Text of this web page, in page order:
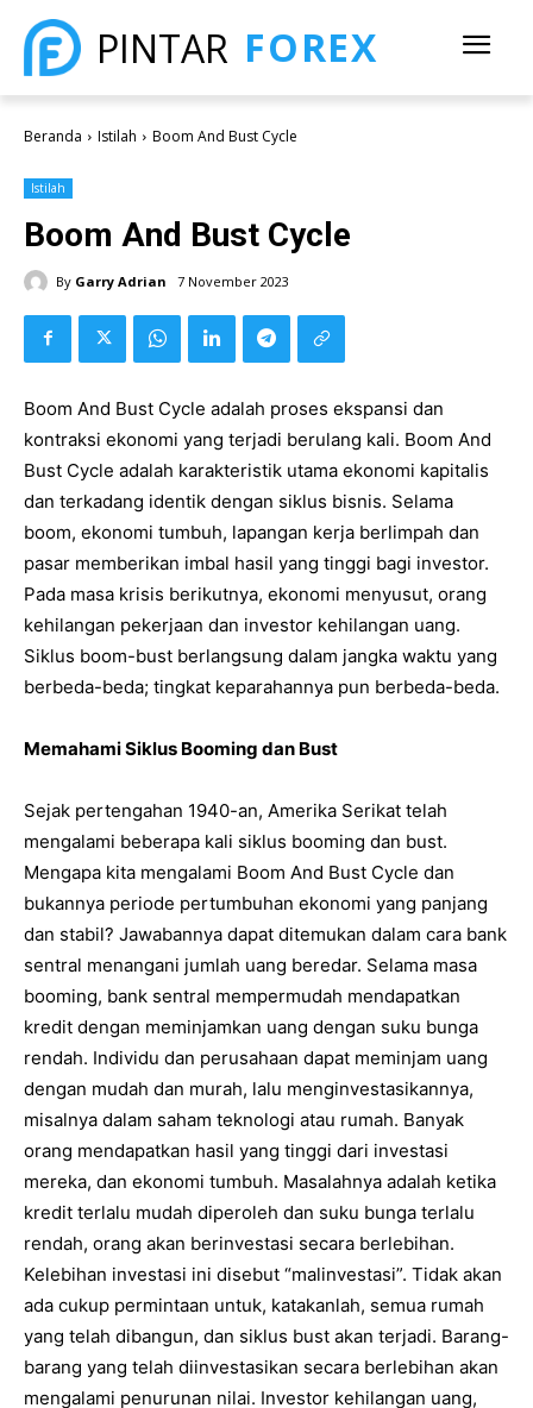
PINTAR FOREX
Beranda Istilah Boom And Bust Cycle
Istilah
Boom And Bust Cycle
By Garry Adrian 7 November 2023
Boom And Bust Cycle adalah proses ekspansi dan
kontraksi ekonomi yang terjadi berulang kali. Boom And
Bust Cycle adalah karakteristik utama ekonomi kapitalis
dan terkadang identik dengan siklus bisnis. Selama
boom, ekonomi tumbuh, lapangan kerja berlimpah dan
pasar memberikan imbal hasil yang tinggi bagi investor.
Pada masa krisis berikutnya, ekonomi menyusut, orang
kehilangan pekerjaan dan investor kehilangan uang.
Siklus boom-bust berlangsung dalam jangka waktu yang
berbeda-beda; tingkat keparahannya pun berbeda-beda.
Memahami Siklus Booming dan Bust
Sejak pertengahan 1940-an, Amerika Serikat telah
mengalami beberapa kali siklus booming dan bust.
Mengapa kita mengalami Boom And Bust Cycle dan
bukannya periode pertumbuhan ekonomi yang panjang
dan stabil? Jawabannya dapat ditemukan dalam cara bank
sentral menangani jumlah uang beredar. Selama masa
booming, bank sentral mempermudah mendapatkan
kredit dengan meminjamkan uang dengan suku bunga
rendah. Individu dan perusahaan dapat meminjam uang
dengan mudah dan murah, lalu menginvestasikannya,
misalnya dalam saham teknologi atau rumah. Banyak
orang mendapatkan hasil yang tinggi dari investasi
mereka, dan ekonomi tumbuh. Masalahnya adalah ketika
kredit terlalu mudah diperoleh dan suku bunga terlalu
rendah, orang akan berinvestasi secara berlebihan.
Kelebihan investasi ini disebut “malinvestasi”. Tidak akan
ada cukup permintaan untuk, katakanlah, semua rumah
yang telah dibangun, dan siklus bust akan terjadi. Barang-
barang yang telah diinvestasikan secara berlebihan akan
mengalami penurunan nilai. Investor kehilangan uang,